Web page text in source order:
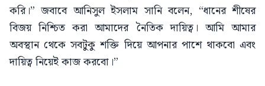
করি।” জবাবে আনিসুল ইসলাম সানি বলেন, “ধানের শীষের
বিজয় নিশ্চিত করা আমাদের নৈতিক দায়িত্ব। আমি আমার
অবস্থান থেকে সবটুকু শক্তি দিয়ে আপনার পাশে থাকবো এবং
দায়িত্ব নিয়েই কাজ করবো।”